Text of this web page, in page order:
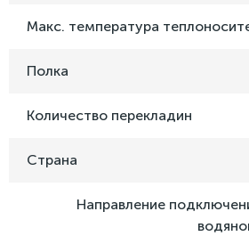
Макс. температура
Полка
Количество перекладин
Страна
Направление